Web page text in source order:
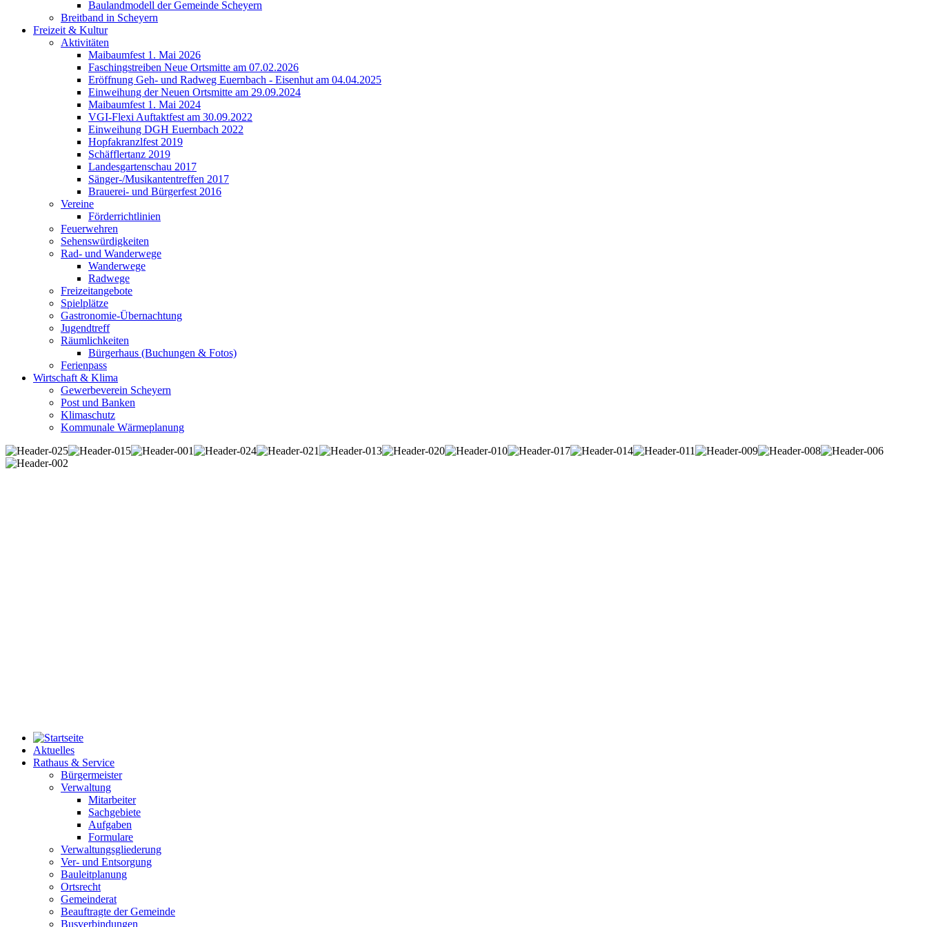
Baulandmodell der Gemeinde Scheyern
Breitband in Scheyern
Freizeit & Kultur
Aktivitäten
Maibaumfest 1. Mai 2026
Faschingstreiben Neue Ortsmitte am 07.02.2026
Eröffnung Geh- und Radweg Euernbach - Eisenhut am 04.04.2025
Einweihung der Neuen Ortsmitte am 29.09.2024
Maibaumfest 1. Mai 2024
VGI-Flexi Auftaktfest am 30.09.2022
Einweihung DGH Euernbach 2022
Hopfakranzlfest 2019
Schäfflertanz 2019
Landesgartenschau 2017
Sänger-/Musikantentreffen 2017
Brauerei- und Bürgerfest 2016
Vereine
Förderrichtlinien
Feuerwehren
Sehenswürdigkeiten
Rad- und Wanderwege
Wanderwege
Radwege
Freizeitangebote
Spielplätze
Gastronomie-Übernachtung
Jugendtreff
Räumlichkeiten
Bürgerhaus (Buchungen & Fotos)
Ferienpass
Wirtschaft & Klima
Gewerbeverein Scheyern
Post und Banken
Klimaschutz
Kommunale Wärmeplanung
Aktuelles
Rathaus & Service
Bürgermeister
Verwaltung
Mitarbeiter
Sachgebiete
Aufgaben
Formulare
Verwaltungsgliederung
Ver- und Entsorgung
Bauleitplanung
Ortsrecht
Gemeinderat
Beauftragte der Gemeinde
Busverbindungen